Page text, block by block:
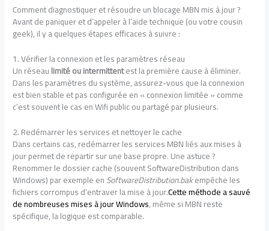
Comment diagnostiquer et résoudre un blocage MBN mis à jour ?
Avant de paniquer et d’appeler à l’aide technique (ou votre cousin
geek), il y a quelques étapes efficaces à suivre :
1. Vérifier la connexion et les paramètres réseau
Un réseaulimité ou intermittentest la première cause à éliminer.
Dans les paramètres du système, assurez-vous que la connexion
est bien stable et pas configurée en « connexion limitée » comme
c’est souvent le cas en Wifi public ou partagé par plusieurs.
2. Redémarrer les services et nettoyer le cache
Dans certains cas, redémarrer les services MBN liés aux mises à
jour permet de repartir sur une base propre. Une astuce ?
Renommer le dossier cache (souvent SoftwareDistribution dans
Windows) par exemple enSoftwareDistribution.bakempêche les
fichiers corrompus d’entraver la mise à jour.Cette méthode a sauvé
de nombreuses mises à jour Windows, même si MBN reste
spécifique, la logique est comparable.